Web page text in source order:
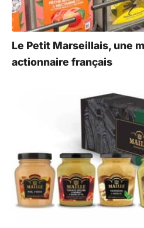
Le Petit Marseillais, une
actionnaire français